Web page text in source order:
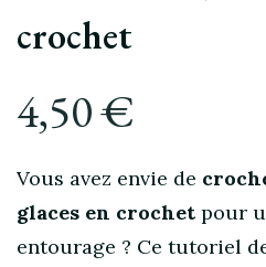
crochet
4,50€
Vous avez envie de
glaces en crochet pour
entourage ? Ce tutoriel